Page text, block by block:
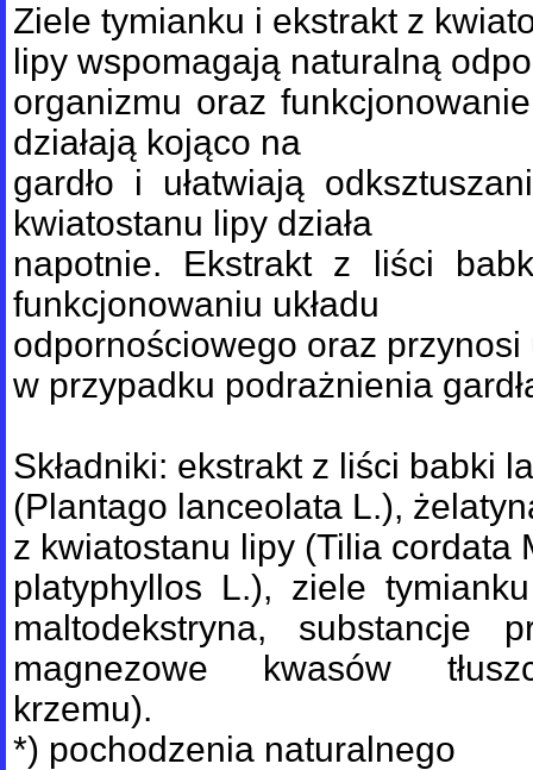
Ziele tymianku i ekstrakt z
lipy wspomagają naturalną
organizmu oraz
działają kojąco na
gardło i ułatwiają
kwiatostanu lipy działa
napotnie. Ekstrakt z liści
funkcjonowaniu układu
odpornościowego oraz przynosi
w przypadku podrażnienia
Składniki: ekstrakt z liści babki
(Plantago lanceolata L.),
z kwiatostanu lipy (Tilia cordata
platyphyllos L.), ziele
maltodekstryna, substancje
magnezowe kwasów
krzemu).
*) pochodzenia naturalnego